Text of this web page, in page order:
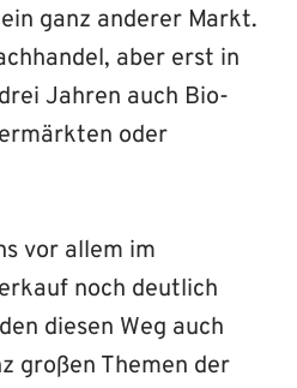
ganz anderer Markt.
aber erst in
Jahren auch Bio-
oder
vor allem im
noch deutlich
diesen Weg auch
großen Themen der